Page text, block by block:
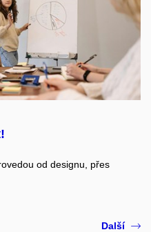
od designu, přes
Další